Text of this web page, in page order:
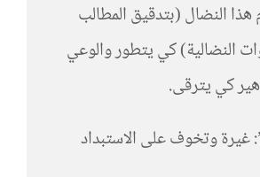
هذا النضال (بتدقيق المطالب
النضالية) كي يتطور والوعي
كي يترقى.
غيرة وتخوف على الاستبداد